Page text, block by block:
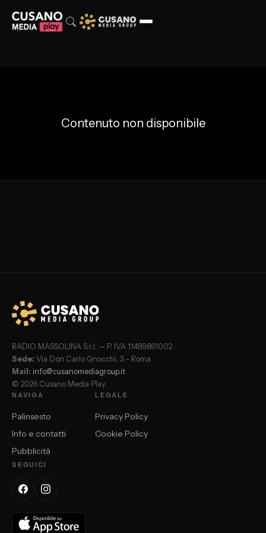
Contenuto non disponibile
RADIO MASSOLINA S.r.l. — P. IVA 11489861002
Sede: Via Don Carlo Gnocchi, 3 – Roma
Mail: info@cusanomediagroup.it
© 2026 Cusano Media Play
NAVIGA
Palinsesto
Info e contatti
Pubblicità
LEGALE
Privacy Policy
Cookie Policy
SEGUICI